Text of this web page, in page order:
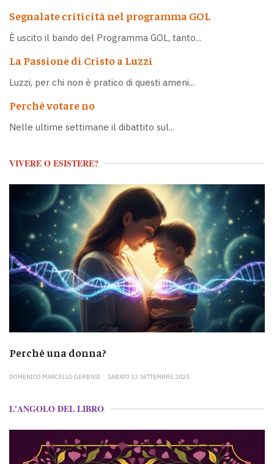
Segnalate criticità nel programma GOL
È uscito il bando del Programma GOL, tanto...
La Passione di Cristo a Luzzi
Luzzi, per chi non è pratico di questi ameni...
Perché votare no
Nelle ultime settimane il dibattito sul...
VIVERE O ESISTERE?
Perché una donna?
DOMENICO MARCELLO GERBASI SABATO 13 SETTEMBRE 2025
L'ANGOLO DEL LIBRO